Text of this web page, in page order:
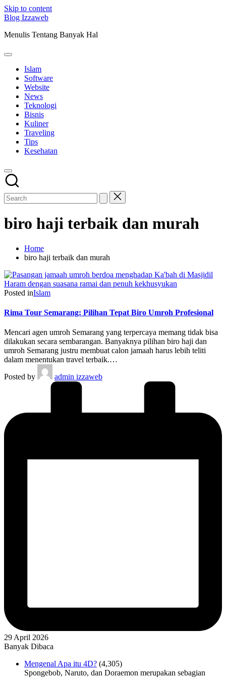
Skip to content
Blog Izzaweb
Menulis Tentang Banyak Hal
Islam
Software
Website
News
Teknologi
Bisnis
Kuliner
Traveling
Tips
Kesehatan
biro haji terbaik dan murah
Home
biro haji terbaik dan murah
Posted inIslam
Rima Tour Semarang: Pilihan Tepat Biro Umroh Profesional
Mencari agen umroh Semarang yang terpercaya memang tidak bisa
dilakukan secara sembarangan. Banyaknya pilihan biro haji dan
umroh Semarang justru membuat calon jamaah harus lebih teliti
dalam menentukan travel terbaik.…
Posted by
admin izzaweb
29 April 2026
Banyak Dibaca
Mengenal Apa itu 4D? (4,305)
Spongebob, Naruto, dan Doraemon merupakan sebagian